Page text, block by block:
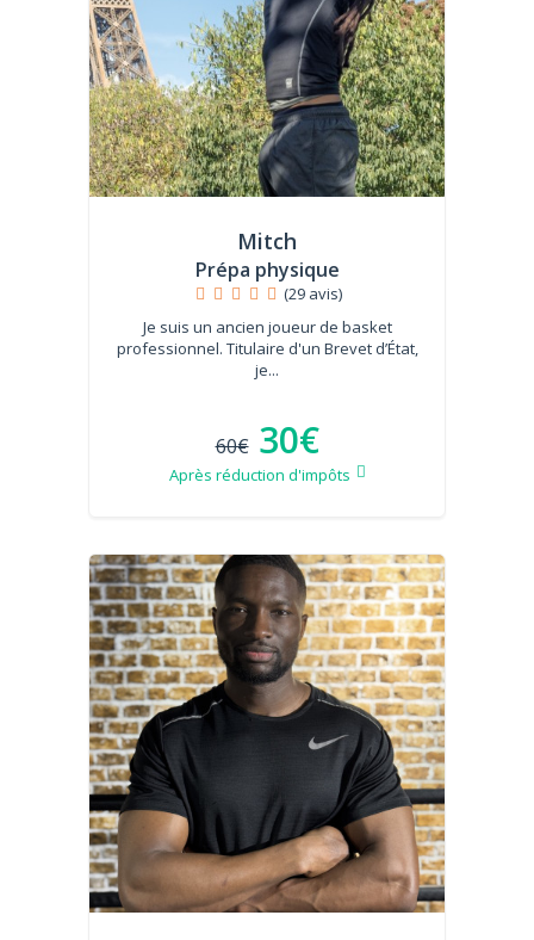
Mitch
Prépa physique
(29 avis)
Je suis un ancien joueur de basket
professionnel. Titulaire d'un Brevet d’État,
je...
60€ 30€
Après réduction d'impôts